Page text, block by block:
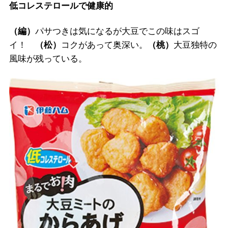
低コレステロールで健康的
（編） パサつきは気になるが大豆でこの味はスゴ
イ！
（松） コクがあって奥深い。 （桃） 大豆独特の
風味が残っている。